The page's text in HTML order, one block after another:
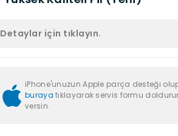
Detaylar için tıklayın.
iPhone'unuzun Apple parça desteği
buraya tıklayarak servis formu
versin.